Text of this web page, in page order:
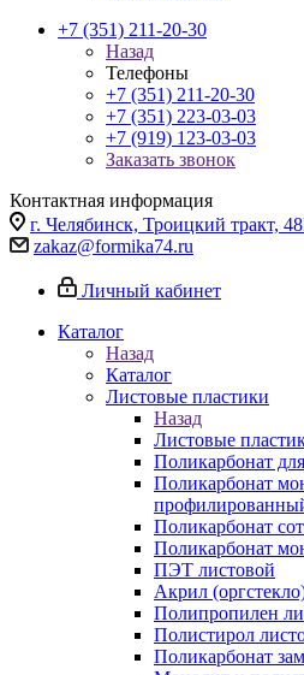
+7 (351) 211-20-30
Назад
Телефоны
+7 (351) 211-20-30
+7 (351) 223-03-03
+7 (919) 123-03-03
Заказать звонок
Контактная информация
г. Челябинск, Троицкий тракт,
zakaz@formika74.ru
Личный кабинет
Каталог
Назад
Каталог
Листовые пластики
Назад
Листовые
Поликарбонат
Поликарбонат
Поликарбонат
Поликарбонат
ПЭТ листовой
Акрил
Полипропилен
Полистирол
Поликарбонат